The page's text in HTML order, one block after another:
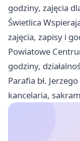
godziny, zajęcia
Świetlica
zajęcia, zapisy i
Powiatowe
godziny,
Parafia bł.
kancelaria,